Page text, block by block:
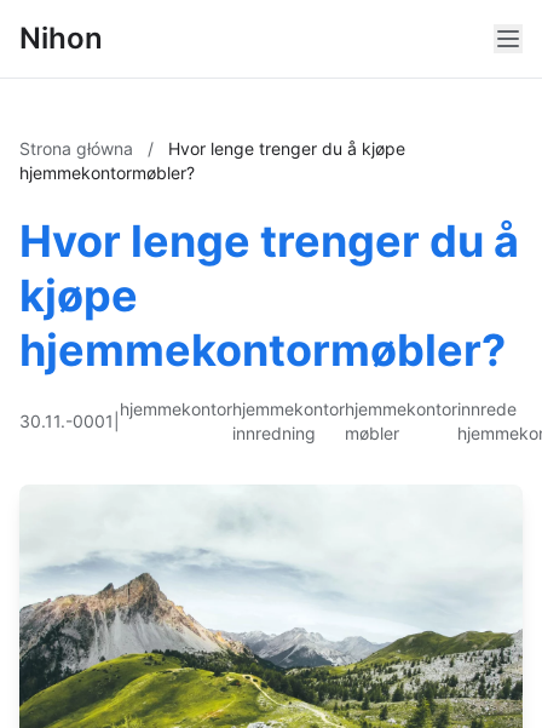
Nihon
Strona główna /
Hvor lenge trenger du å kjøpe
hjemmekontormøbler?
Hvor lenge trenger du å
kjøpe
hjemmekontormøbler?
30.11.-0001
hjemmekontorhjemmekontor
innredning
hjemmekontor
møbler
innrede